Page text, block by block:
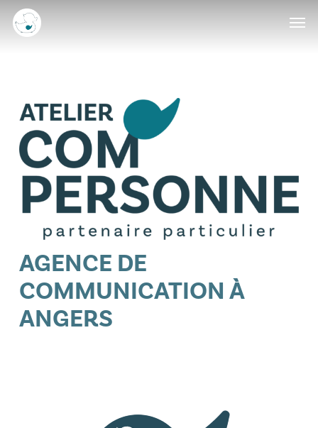
Skip
to
main
AGENCE DE
COMMUNICATION À
ANGERS